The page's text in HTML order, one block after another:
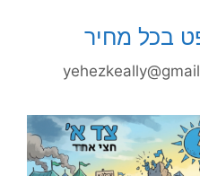
בכל מחיר